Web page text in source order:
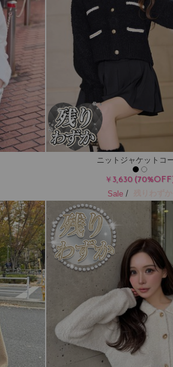
ニットジャケットコ
￥3,630
Sale/